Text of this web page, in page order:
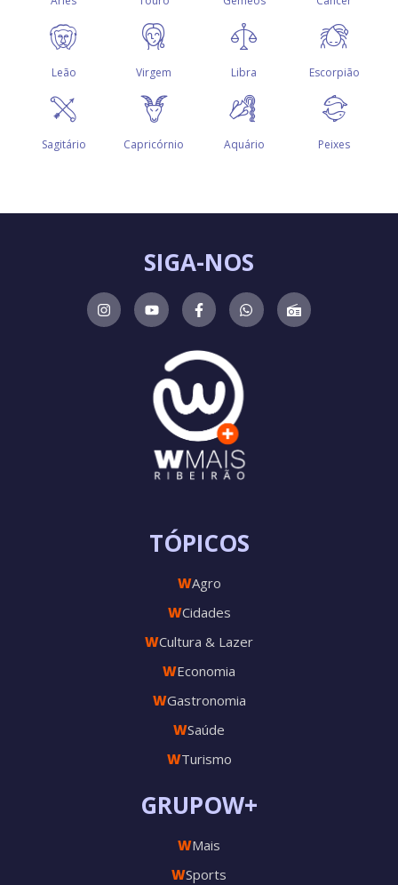
GRUPOW+
WMais
WSports
TÓPICOS
WAgro
WCidades
WCultura & Lazer
WEconomia
WGastronomia
WSaúde
WTurismo
SIGA-NOS